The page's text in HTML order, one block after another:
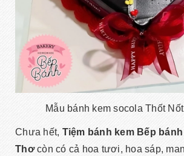
Mẫu bánh kem socola Thốt
Chưa hết, Tiệm bánh kem Bếp
Thơcòn có cả hoa tươi, hoa sáp,